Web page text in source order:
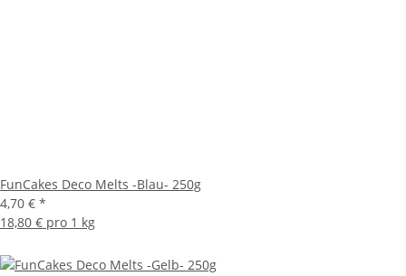
FunCakes Deco Melts -Blau- 250g
4,70 € *
18,80 € pro 1 kg